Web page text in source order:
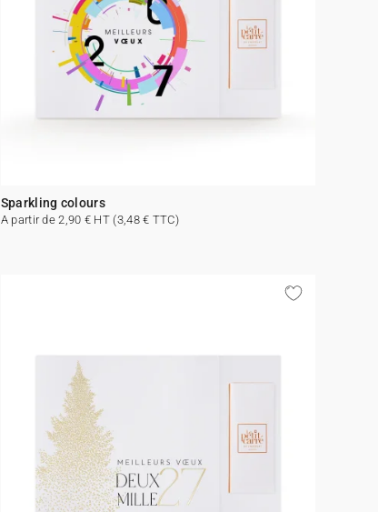
Sparkling colours
A partir de 2,90 € HT (3,48 € TTC)